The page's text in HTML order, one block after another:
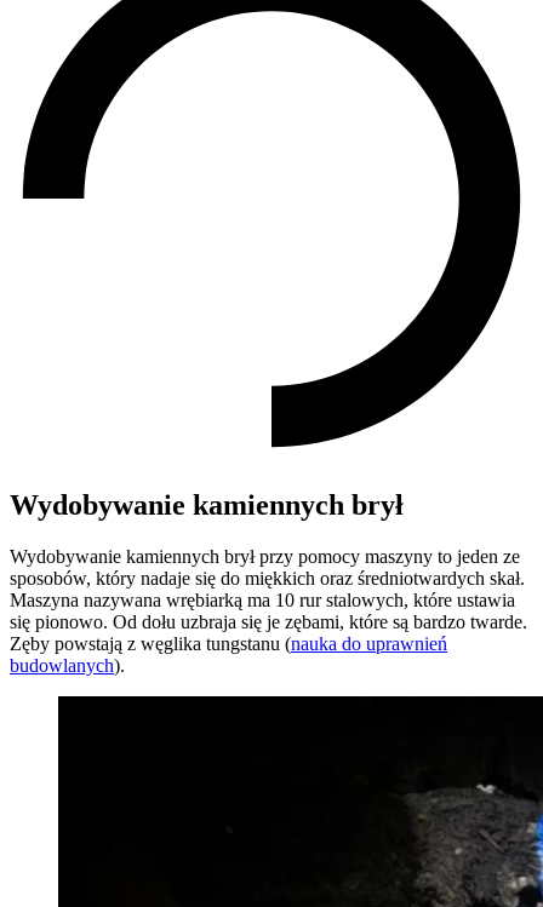
Wydobywanie kamiennych brył
Wydobywanie kamiennych brył przy pomocy maszyny to jeden ze
sposobów, który nadaje się do miękkich oraz średniotwardych skał.
Maszyna nazywana wrębiarką ma 10 rur stalowych, które ustawia
się pionowo. Od dołu uzbraja się je zębami, które są bardzo twarde.
Zęby powstają z węglika tungstanu (nauka do uprawnień
budowlanych).